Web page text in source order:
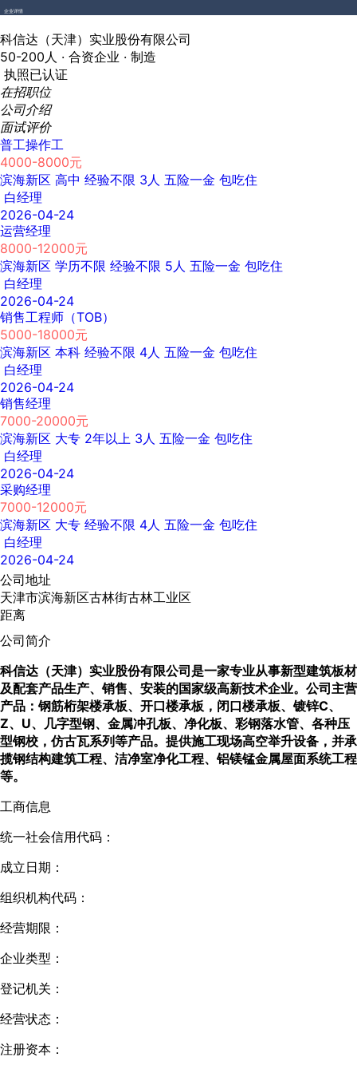
企业详情
科信达（天津）实业股份有限公司
50-200人 · 合资企业 · 制造
执照已认证
在招职位
公司介绍
面试评价
普工操作工
4000-8000元
滨海新区 高中 经验不限 3人 五险一金 包吃住
白经理
2026-04-24
运营经理
8000-12000元
滨海新区 学历不限 经验不限 5人 五险一金 包吃住
白经理
2026-04-24
销售工程师（TOB）
5000-18000元
滨海新区 本科 经验不限 4人 五险一金 包吃住
白经理
2026-04-24
销售经理
7000-20000元
滨海新区 大专 2年以上 3人 五险一金 包吃住
白经理
2026-04-24
采购经理
7000-12000元
滨海新区 大专 经验不限 4人 五险一金 包吃住
白经理
2026-04-24
公司地址
天津市滨海新区古林街古林工业区
距离
公司简介
科信达（天津）实业股份有限公司是一家专业从事新型建筑板材
及配套产品生产、销售、安装的国家级高新技术企业。公司主营
产品：钢筋桁架楼承板、开口楼承板，闭口楼承板、镀锌C、
Z、U、几字型钢、金属冲孔板、净化板、彩钢落水管、各种压
型钢校，仿古瓦系列等产品。提供施工现场高空举升设备，并承
揽钢结构建筑工程、洁净室净化工程、铝镁锰金属屋面系统工程
等。
工商信息
统一社会信用代码：
成立日期：
组织机构代码：
经营期限：
企业类型：
登记机关：
经营状态：
注册资本：